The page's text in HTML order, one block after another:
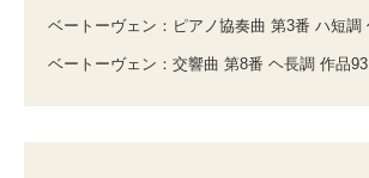
ベートーヴェン：ピアノ協奏曲 第3番 ハ短調
ベートーヴェン：交響曲 第8番 ヘ長調 作品93